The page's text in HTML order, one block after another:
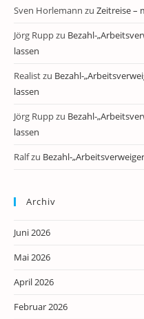
Sven Horlemann zu Zeitreise –
Jörg Ruppzu Bezahl-
lassen
Realistzu Bezahl-
lassen
Jörg Ruppzu Bezahl-
lassen
Ralfzu Bezahl-
Archiv
Juni 2026
Mai 2026
April 2026
Februar 2026